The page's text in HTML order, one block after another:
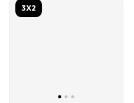
3X2